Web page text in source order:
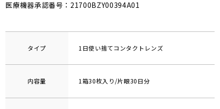
医療機器承認番号：21700BZY00394A01
タイプ 1日使い捨てコンタクトレンズ
内容量 1箱30枚入り/片眼30日分